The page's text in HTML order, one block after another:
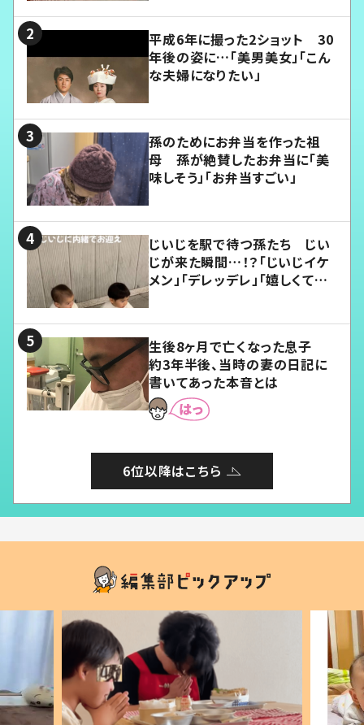
平成6年に撮った2ショット 30
年後の姿に…「美男美女」「こん
な夫婦になりたい」
孫のためにお弁当を作った祖
母 孫が絶賛したお弁当に「美
味しそう」「お弁当すごい」
じいじを駅で待つ孫たち じい
じが来た瞬間…！？「じいじイケ
メン」「デレッデレ」「嬉しくて可
生後8ヶ月で亡くなった息子
約3年半後、当時の妻の日記に
書いてあった本音とは
6位以降はこちら